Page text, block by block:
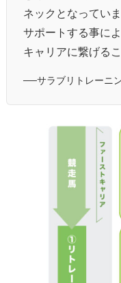
ネックとなってい
サポートする事に
キャリアに繋げる
──サラブリトレーニ